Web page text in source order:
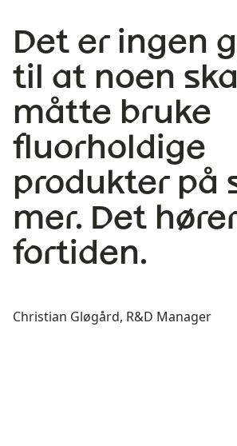
Det er ingen
til at noen
måtte bruke
fluorholdige
produkter på
mer. Det
fortiden.
Christian Gløgård, R&D Manager